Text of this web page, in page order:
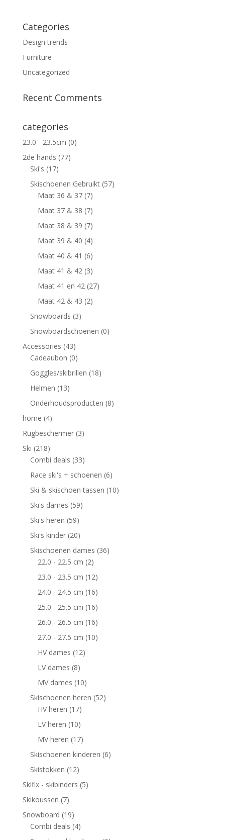
Categories
Design trends
Furniture
Uncategorized
Recent Comments
categories
23.0 - 23.5cm (0)
2de hands (77)
Ski's (17)
Skischoenen Gebruikt (57)
Maat 36 & 37 (7)
Maat 37 & 38 (7)
Maat 38 & 39 (7)
Maat 39 & 40 (4)
Maat 40 & 41 (6)
Maat 41 & 42 (3)
Maat 41 en 42 (27)
Maat 42 & 43 (2)
Snowboards (3)
Snowboardschoenen (0)
Accessories (43)
Cadeaubon (0)
Goggles/skibrillen (18)
Helmen (13)
Onderhoudsproducten (8)
home (4)
Rugbeschermer (3)
Ski (218)
Combi deals (33)
Race ski's + schoenen (6)
Ski & skischoen tassen (10)
Ski's dames (59)
Ski's heren (59)
Ski's kinder (20)
Skischoenen dames (36)
22.0 - 22.5 cm (2)
23.0 - 23.5 cm (12)
24.0 - 24.5 cm (16)
25.0 - 25.5 cm (16)
26.0 - 26.5 cm (16)
27.0 - 27.5 cm (10)
HV dames (12)
LV dames (8)
MV dames (10)
Skischoenen heren (52)
HV heren (17)
LV heren (10)
MV heren (17)
Skischoenen kinderen (6)
Skistokken (12)
Skifix - skibinders (5)
Skikoussen (7)
Snowboard (19)
Combi deals (4)